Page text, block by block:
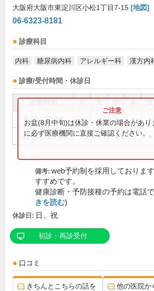
大阪府大阪市東淀川区小松1丁目7-15 [地図]
06-6323-8181
診療科目
内科 糖尿病内科 アレルギー科 漢方内
診療/受付時間・休診日
9:00～12:30 ● ● ● ● ●
16:00～19:00 ● ● ●
お盆(8月中旬)は休診・休業の場合があり
に必ず医療機関に直接ご確認ください。
備考: web予約制を採用しておりま
すすめです。
健康診断・予防接種の予約は電話
きを読む)
休診日: 日、祝
初診・再診受付
口コミ
きちんとこちらの話を
他の医院か